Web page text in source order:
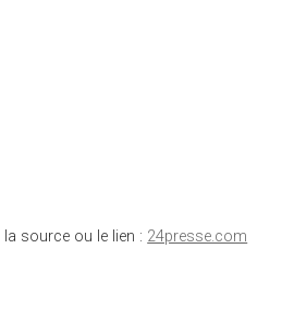
source ou le lien : 24presse.com